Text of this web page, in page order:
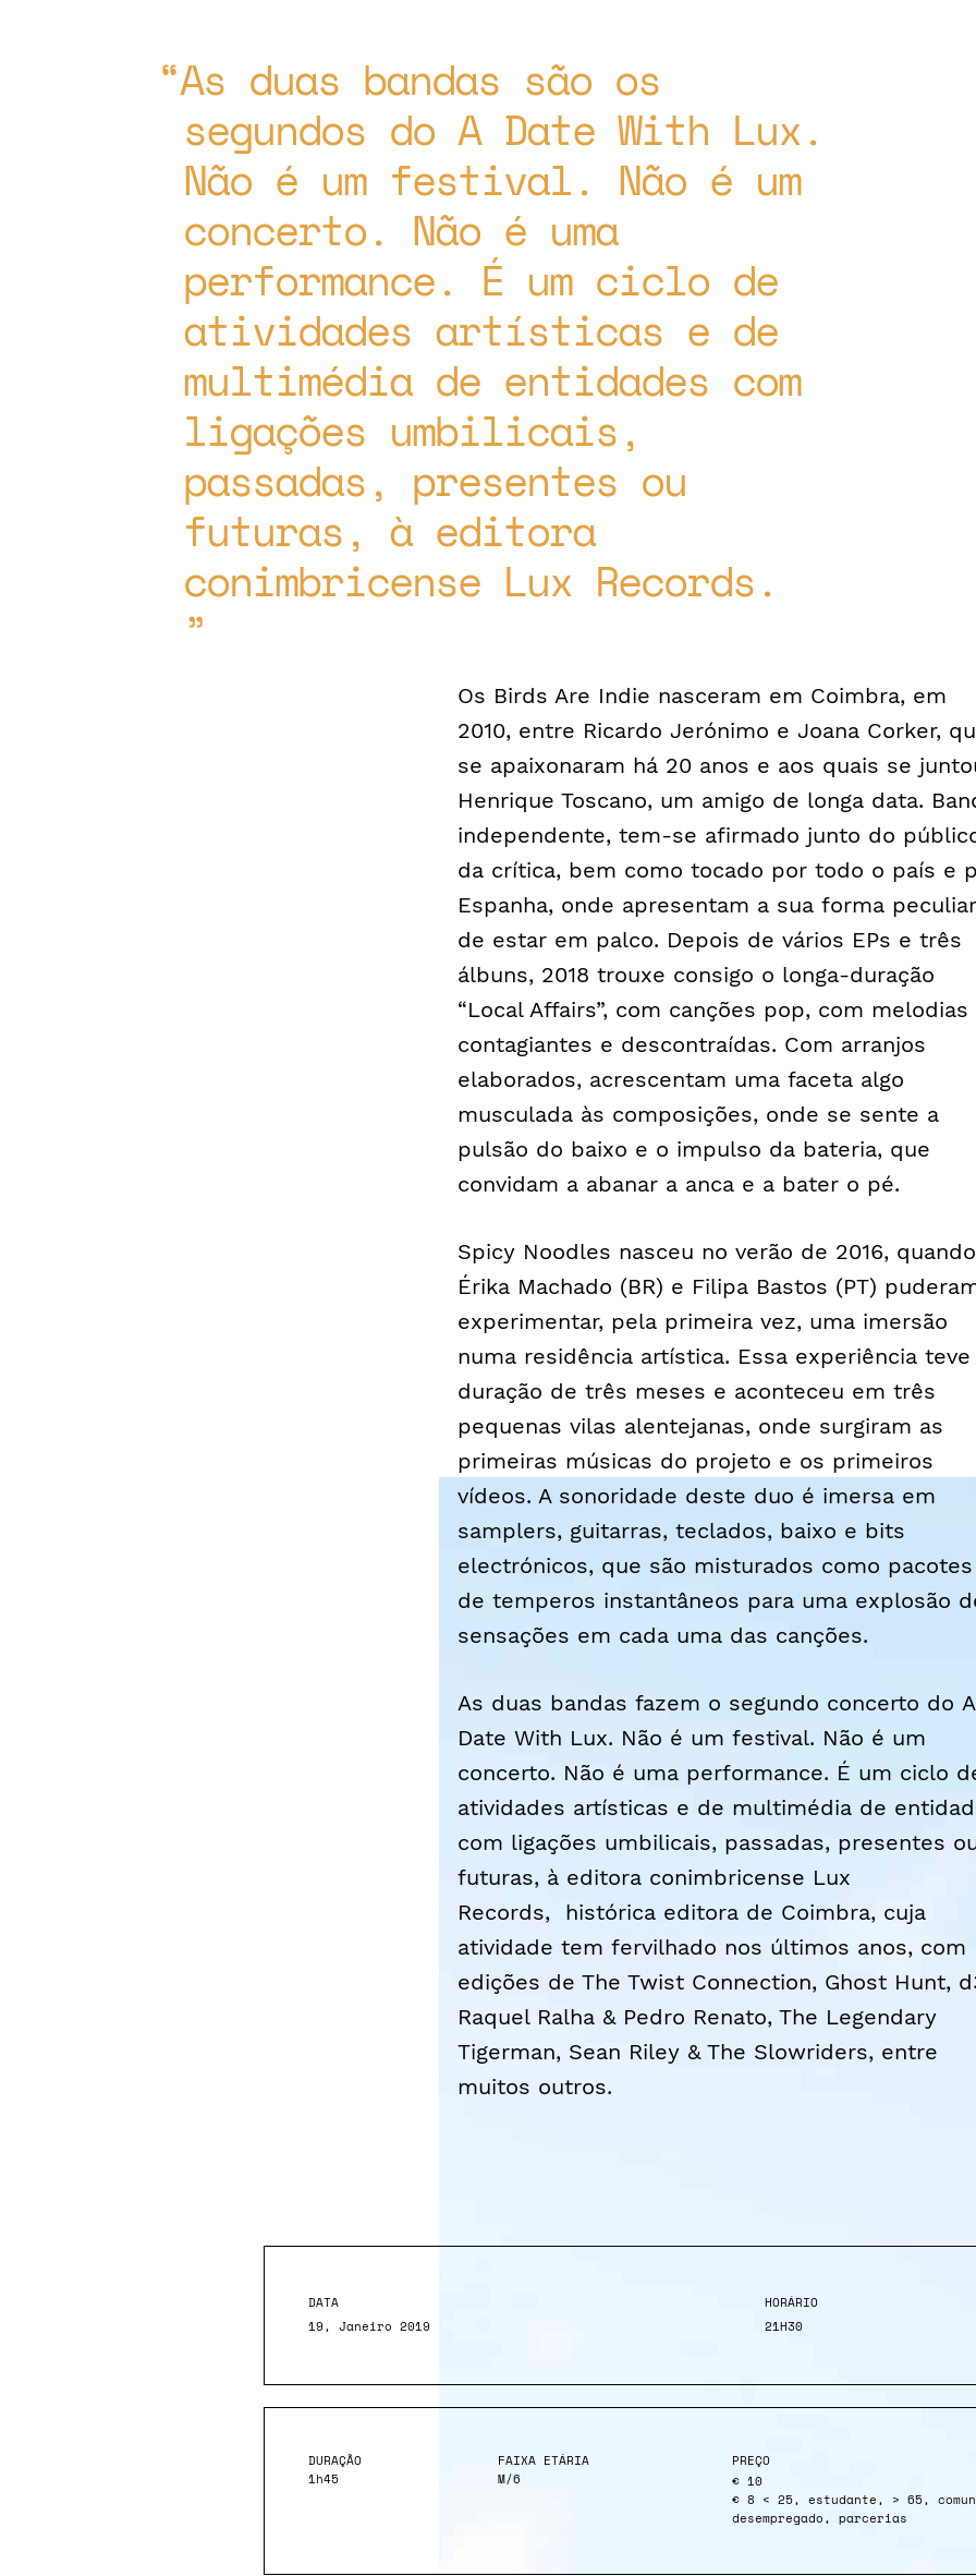
As duas bandas são os
segundos do A Date With Lux.
Não é um festival. Não é um
concerto. Não é uma
performance. É um ciclo de
atividades artísticas e de
multimédia de entidades com
ligações umbilicais,
passadas, presentes ou
futuras, à editora
conimbricense Lux Records.
Os Birds Are Indie nasceram em Coimbra, em
2010, entre Ricardo Jerónimo e Joana Corker,
se apaixonaram há 20 anos e aos quais se
Henrique Toscano, um amigo de longa data.
independente, tem-se afirmado junto do
da crítica, bem como tocado por todo o país e
Espanha, onde apresentam a sua forma peculiar
de estar em palco. Depois de vários EPs e três
álbuns, 2018 trouxe consigo o longa-duração
“Local Affairs”, com canções pop, com melodias
contagiantes e descontraídas. Com arranjos
elaborados, acrescentam uma faceta algo
musculada às composições, onde se sente a
pulsão do baixo e o impulso da bateria, que
convidam a abanar a anca e a bater o pé.
Spicy Noodles nasceu no verão de 2016, quando
Érika Machado (BR) e Filipa Bastos (PT)
experimentar, pela primeira vez, uma imersão
numa residência artística. Essa experiência teve
duração de três meses e aconteceu em três
pequenas vilas alentejanas, onde surgiram as
primeiras músicas do projeto e os primeiros
vídeos. A sonoridade deste duo é imersa em
samplers, guitarras, teclados, baixo e bits
electrónicos, que são misturados como pacotes
de temperos instantâneos para uma explosão
sensações em cada uma das canções.
As duas bandas fazem o segundo concerto do A
Date With Lux. Não é um festival. Não é um
concerto. Não é uma performance. É um ciclo
atividades artísticas e de multimédia de
com ligações umbilicais, passadas, presentes
futuras, à editora conimbricense Lux
Records, histórica editora de Coimbra, cuja
atividade tem fervilhado nos últimos anos, com
edições de The Twist Connection, Ghost Hunt,
Raquel Ralha & Pedro Renato, The Legendary
Tigerman, Sean Riley & The Slowriders, entre
muitos outros.
DATA
19, Janeiro 2019
HORÁRIO
21H30
DURAÇÃO
1h45
FAIXA ETÁRIA
M/6
PREÇO
€ 10
€ 8 < 25, estudante, > 65,
desempregado, parcerias